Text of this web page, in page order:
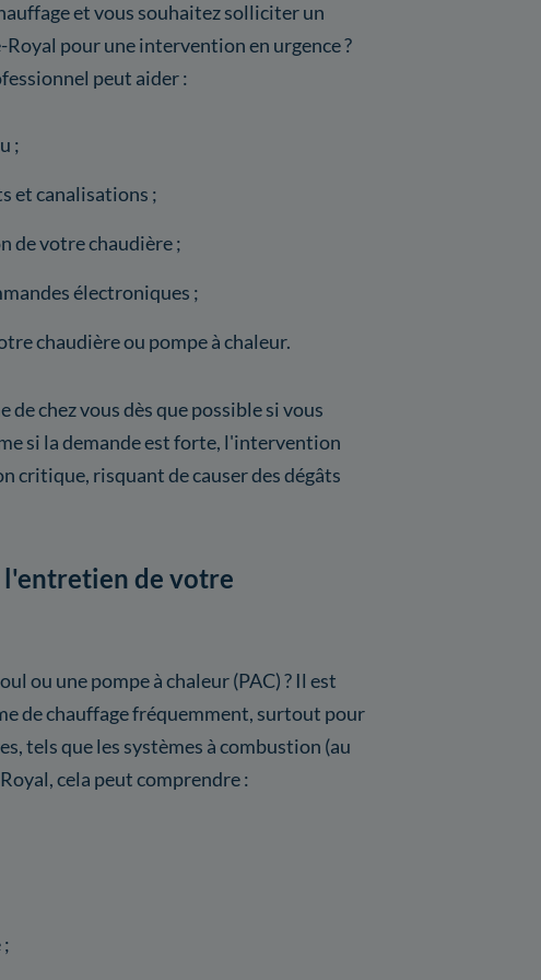
et vous souhaitez solliciter un
pour une intervention en urgence ?
peut aider :
;
et canalisations ;
de votre chaudière ;
électroniques ;
chaudière ou pompe à chaleur.
chez vous dès que possible si vous
si la demande est forte, l'intervention
critique, risquant de causer des dégâts
l'entretien de votre
ou une pompe à chaleur (PAC) ? Il est
de chauffage fréquemment, surtout pour
tels que les systèmes à combustion (au
cela peut comprendre :